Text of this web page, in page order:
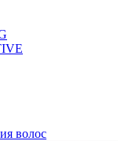
волос